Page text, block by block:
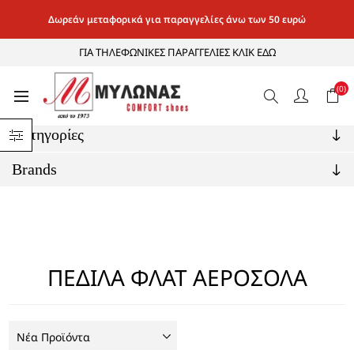
Δωρεάν μεταφορικά για παραγγελίες άνω των 50 ευρώ
ΓΙΑ ΤΗΛΕΦΩΝΙΚΕΣ ΠΑΡΑΓΓΕΛΙΕΣ ΚΛΙΚ ΕΔΩ
(0)
Αρχική σελίδα / ΓΥΝΑΙΚΕΙΑ / ΠΕΔΙΛΑ ΦΛΑΤ ΑΕΡΟΣΟΛΑ
Κατηγορίες
Brands
ΠΕΔΙΛΑ ΦΛΑΤ ΑΕΡΟΣΟΛΑ